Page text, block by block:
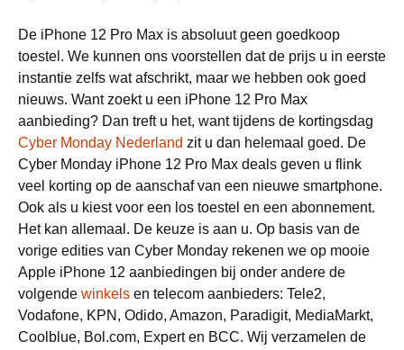
De iPhone 12 Pro Max is absoluut geen goedkoop
toestel. We kunnen ons voorstellen dat de prijs u in eerste
instantie zelfs wat afschrikt, maar we hebben ook goed
nieuws. Want zoekt u een iPhone 12 Pro Max
aanbieding? Dan treft u het, want tijdens de kortingsdag
Cyber Monday Nederland zit u dan helemaal goed. De
Cyber Monday iPhone 12 Pro Max deals geven u flink
veel korting op de aanschaf van een nieuwe smartphone.
Ook als u kiest voor een los toestel en een abonnement.
Het kan allemaal. De keuze is aan u. Op basis van de
vorige edities van Cyber Monday rekenen we op mooie
Apple iPhone 12 aanbiedingen bij onder andere de
volgende winkels en telecom aanbieders: Tele2,
Vodafone, KPN, Odido, Amazon, Paradigit, MediaMarkt,
Coolblue, Bol.com, Expert en BCC. Wij verzamelen de